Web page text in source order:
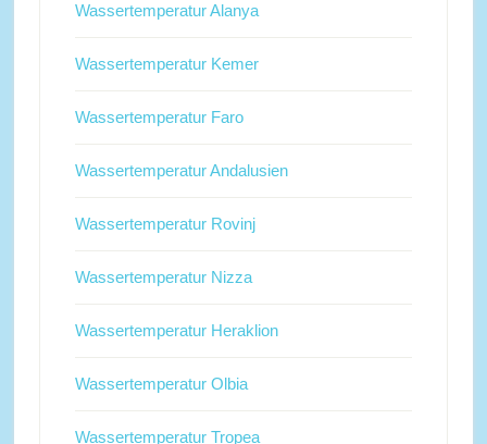
Wassertemperatur Alanya
Wassertemperatur Kemer
Wassertemperatur Faro
Wassertemperatur Andalusien
Wassertemperatur Rovinj
Wassertemperatur Nizza
Wassertemperatur Heraklion
Wassertemperatur Olbia
Wassertemperatur Tropea